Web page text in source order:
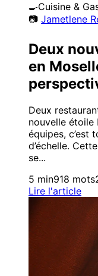
🍳Cuisine &
📷 Jametlene
Deux
en
Deux
nouvelle étoile
équipes, c’est
d’échelle.
se...
5 min918 mots
Lire l'article